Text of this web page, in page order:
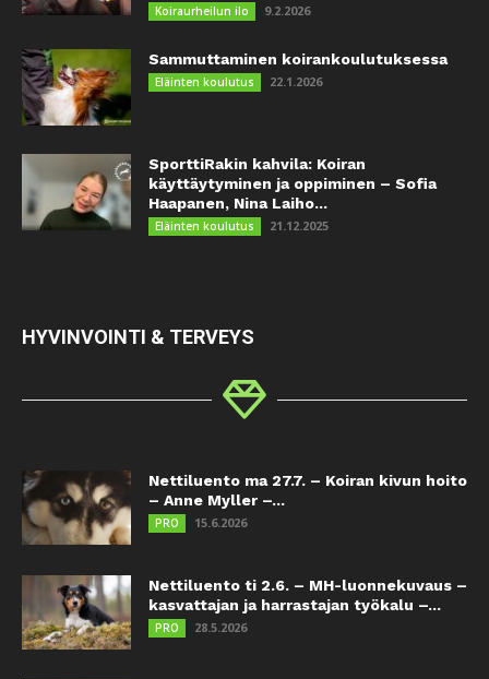
Koiraurheilun ilo 9.2.2026
Sammuttaminen koirankoulutuksessa
Eläinten koulutus 22.1.2026
SporttiRakin kahvila: Koiran
käyttäytyminen ja oppiminen – Sofia
Haapanen, Nina Laiho...
Eläinten koulutus 21.12.2025
HYVINVOINTI & TERVEYS
Nettiluento ma 27.7. – Koiran kivun hoito
– Anne Myller –...
PRO 15.6.2026
Nettiluento ti 2.6. – MH-luonnekuvaus –
kasvattajan ja harrastajan työkalu –...
PRO 28.5.2026